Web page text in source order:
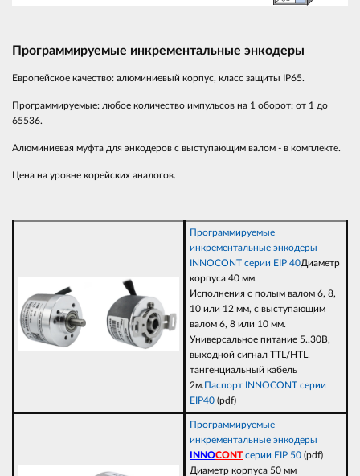
Программируемые инкрементальные энкодеры
Европейское качество: алюминиевый корпус, класс защиты IP65.
Программируемые: любое количество импульсов на 1 оборот: от 1 до
65536.
Алюминиевая муфта для энкодеров с выступающим валом - в комплекте.
Цена на уровне корейских аналогов.
Программируемые
инкрементальные энкодеры
INNOCONT серии EIP 40Диаметр
корпуса 40 мм.
Исполнения с полым валом 6, 8,
10 или 12 мм, с выступающим
валом 6, 8 или 10 мм.
Универсальное питание 5..30В,
выходной сигнал TTL/HTL,
тангенциальный кабель
2м.Паспорт INNOCONT серии
EIP40 (pdf)
Программируемые
инкрементальные энкодеры
INNOCONT серии EIP 50 (pdf)
Диаметр корпуса 50 мм